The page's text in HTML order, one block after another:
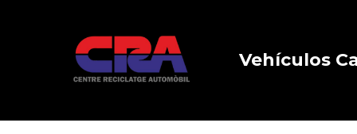
Vehículos